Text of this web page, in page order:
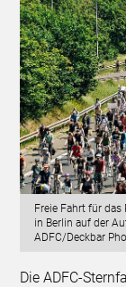
Freie Fahrt für
in Berlin auf der
ADFC/Deckbar
Die ADFC-